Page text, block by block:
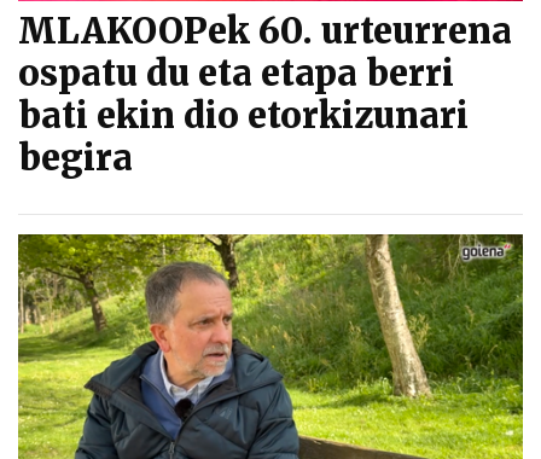
MLAKOOPek 60. urteurrena
ospatu du eta etapa berri
bati ekin dio etorkizunari
begira